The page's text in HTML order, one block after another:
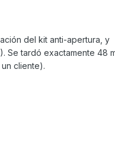
del kit anti-apertura, y
Se tardó exactamente 48
cliente).